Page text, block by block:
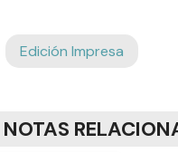
Edición Impresa
NOTAS